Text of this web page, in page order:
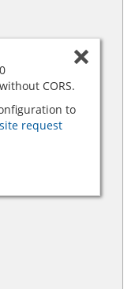
CORS.
to
request